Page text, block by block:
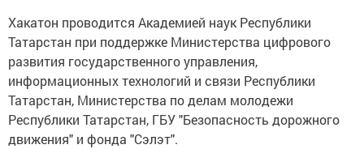
Хакатон проводится Академией наук Республики
Татарстан при поддержке Министерства цифрового
развития государственного управления,
информационных технологий и связи Республики
Татарстан, Министерства по делам молодежи
Республики Татарстан, ГБУ "Безопасность дорожного
движения" и фонда "Сэлэт".